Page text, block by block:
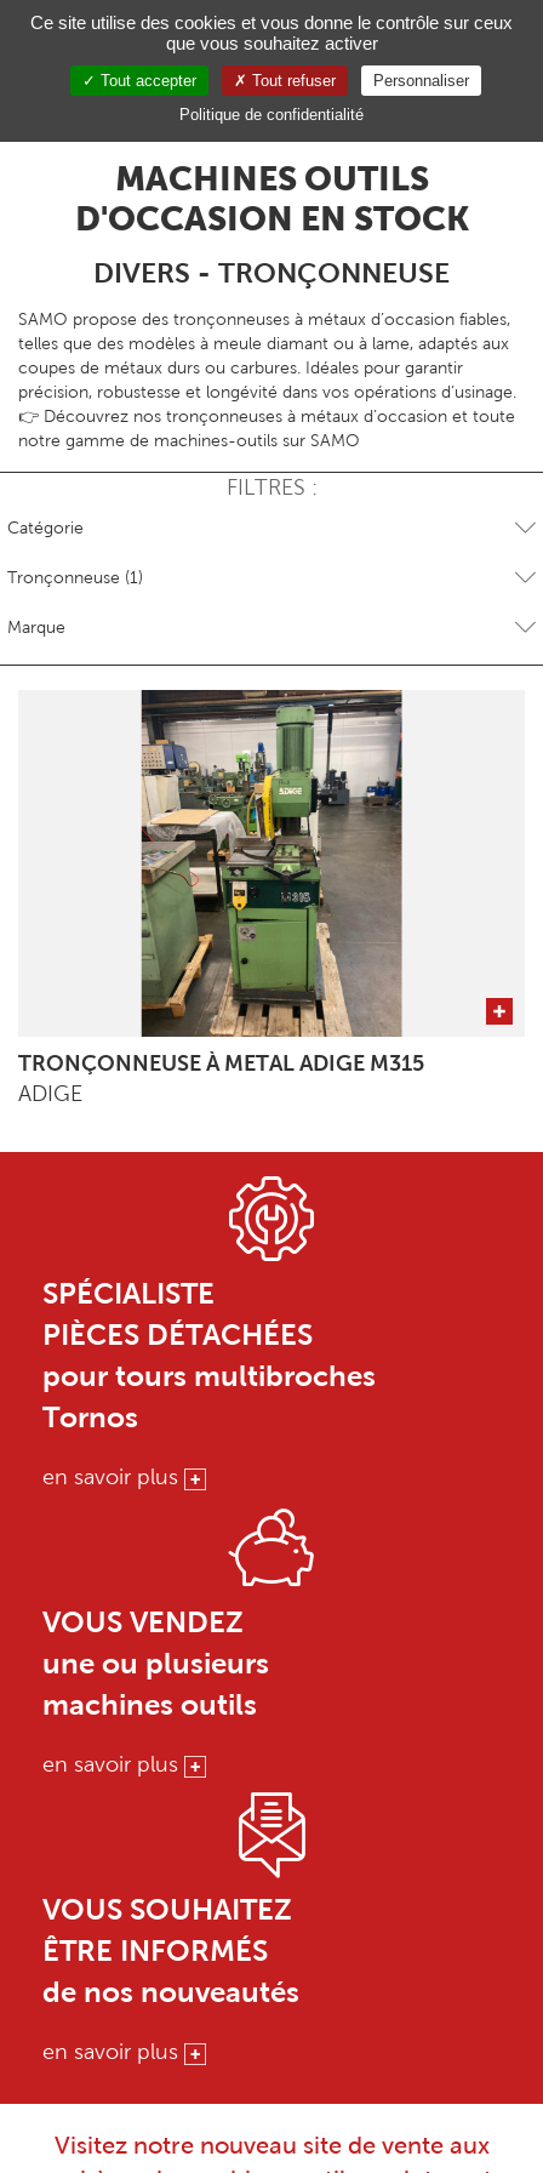
MACHINES OUTILS
D'OCCASION EN STOCK
DIVERS - TRONÇONNEUSE
SAMO propose des tronçonneuses à métaux d’occasion fiables,
telles que des modèles à meule diamant ou à lame, adaptés aux
coupes de métaux durs ou carbures. Idéales pour garantir
précision, robustesse et longévité dans vos opérations d’usinage.
👉 Découvrez nos tronçonneuses à métaux d’occasion et toute
notre gamme de machines-outils sur SAMO
FILTRES :
TRONÇONNEUSE À METAL ADIGE M315
ADIGE
SPÉCIALISTE
PIÈCES DÉTACHÉES
pour tours multibroches
Tornos
en savoir plus
VOUS VENDEZ
une ou plusieurs
machines outils
en savoir plus
VOUS SOUHAITEZ
ÊTRE INFORMÉS
de nos nouveautés
en savoir plus
Visitez notre nouveau site de vente aux
Gestion de vos préférences sur les cookies
Ce site utilise des cookies et vous donne le contrôle sur ceux
que vous souhaitez activer
Tout accepter Tout refuser
Personnaliser
Politique de confidentialité